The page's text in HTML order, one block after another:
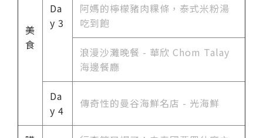
美
食
Da
y 3
阿媽的檸檬豬肉粿條，泰式米粉湯
吃到飽
浪漫沙灘晚餐 - 華欣 Chom Talay
海邊餐廳
Da
y 4
傳奇性的曼谷海鮮名店 - 光海鮮